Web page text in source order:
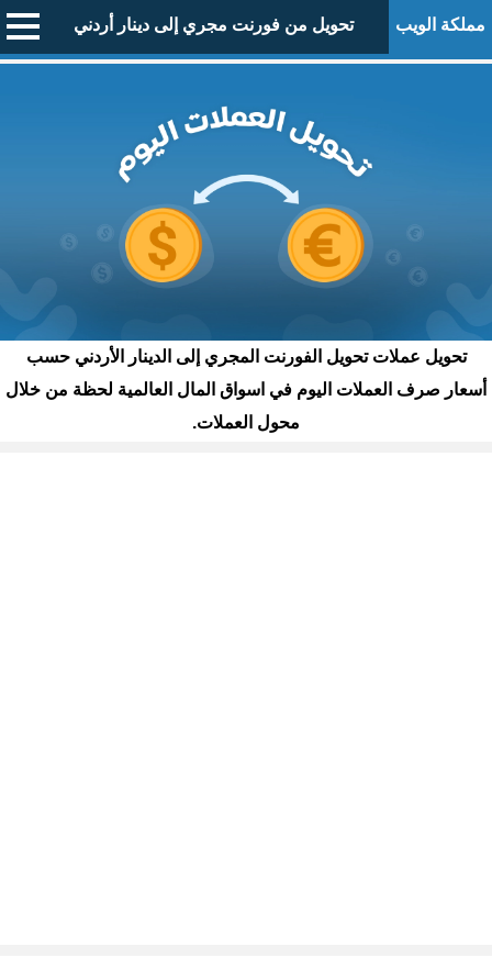
مملكة الويب تحويل من فورنت مجري إلى دينار أردني
تحويل عملات تحويل الفورنت المجري إلى الدينار الأردني حسب
أسعار صرف العملات اليوم في اسواق المال العالمية لحظة من خلال
محول العملات.